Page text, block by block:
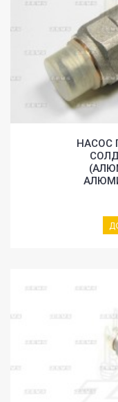
НАСОС